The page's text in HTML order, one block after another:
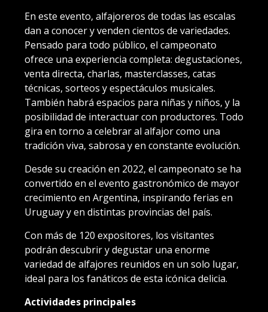
En este evento, alfajoreros de todas las escalas
dan a conocer y venden cientos de variedades.
Pensado para todo público, el campeonato
ofrece una experiencia completa: degustaciones,
venta directa, charlas, masterclasses, catas
técnicas, sorteos y espectáculos musicales.
También habrá espacios para niñas y niños, y la
posibilidad de interactuar con productores. Todo
gira en torno a celebrar al alfajor como una
tradición viva, sabrosa y en constante evolución.
Desde su creación en 2022, el campeonato se ha
convertido en el evento gastronómico de mayor
crecimiento en Argentina, inspirando ferias en
Uruguay y en distintas provincias del país.
Con más de 120 expositores, los visitantes
podrán descubrir y degustar una enorme
variedad de alfajores reunidos en un solo lugar,
ideal para los fanáticos de esta icónica delicia.
Actividades principales